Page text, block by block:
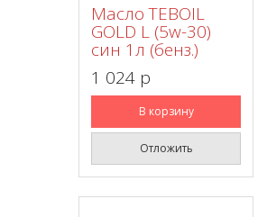
Масло TEBOIL
GOLD L (5w-30)
син 1л (бенз.)
1 024 p
В корзину
Отложить